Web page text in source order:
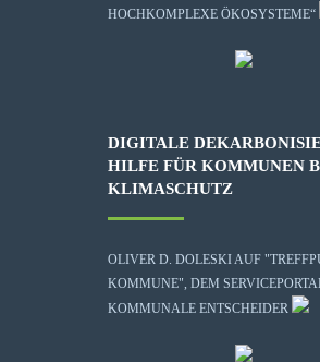
HOCHKOMPLEXE ÖKOSYSTEME“
DIGITALE
HILFE FÜR KOMMUNEN
KLIMASCHUTZ
OLIVER D. DOLESKI AUF
KOMMUNE", DEM
KOMMUNALE ENTSCHEIDER